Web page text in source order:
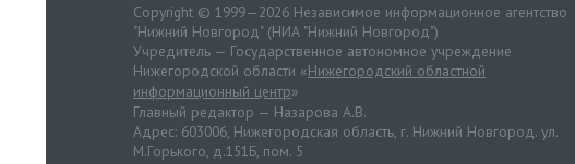
Copyright © 1999—2026 Независимое информационное агентство
"Нижний Новгород" (НИА "Нижний Новгород")
Учредитель — Государственное автономное учреждение
Нижегородской области «Нижегородский областной
информационный центр»
Главный редактор — Назарова А.В.
Адрес: 603006, Нижегородская область, г. Нижний Новгород. ул.
М.Горького, д.151Б, пом. 5